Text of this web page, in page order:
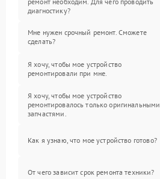
диагностику?
Мне нужен срочный ремонт. Сможете
сделать?
Я хочу, чтобы мое устройство
ремонтировали при мне.
Я хочу, чтобы мое устройство
ремонтировалось только оригинальными
запчастями.
Как я узнаю, что мое устройство готово?
От чего зависит срок ремонта техники?